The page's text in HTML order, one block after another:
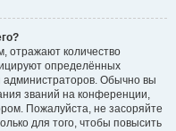
отражают количество
определённых
Обычно вы
званий на конференции,
Пожалуйста, не засоряйте
для того, чтобы повысить